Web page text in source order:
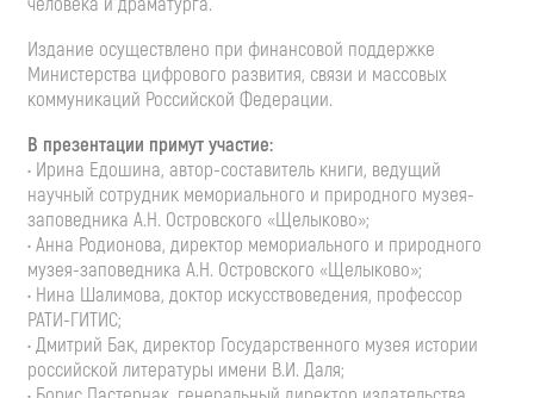
Издание осуществлено при финансовой поддержке
Министерства цифрового развития, связи и массовых
коммуникаций Российской Федерации.
В презентации примут участие:
• Ирина Едошина, автор-составитель книги, ведущий
научный сотрудник мемориального и природного музея-
заповедника А.Н. Островского «Щелыково»;
• Анна Родионова, директор мемориального и природного
музея-заповедника А.Н. Островского «Щелыково»;
• Нина Шалимова, доктор искусствоведения, профессор
РАТИ-ГИТИС;
• Дмитрий Бак, директор Государственного музея истории
российской литературы имени В.И. Даля;